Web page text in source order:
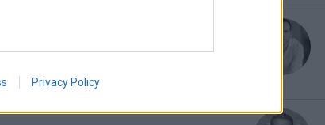
Privacy Policy